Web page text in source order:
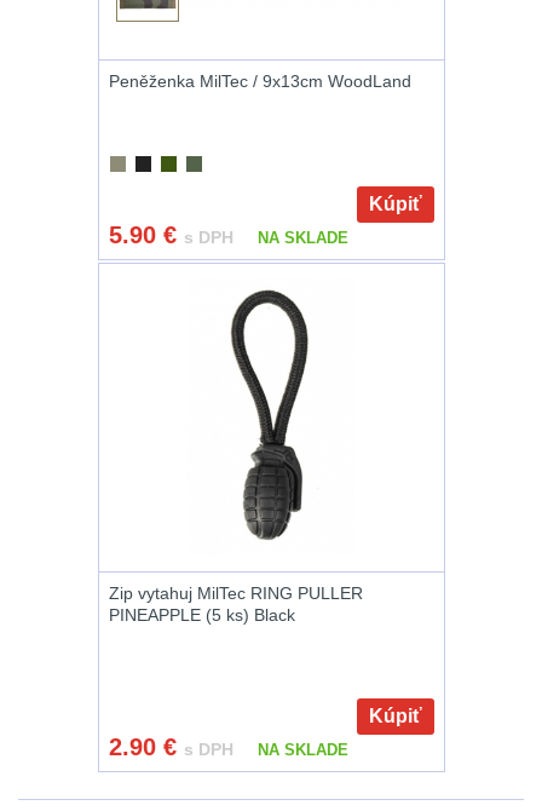
.270 .280 (7mm)
7
AR104
Peněženka MilTec / 9x13cm WoodLand
Kúpiť
5.90 € s DPH NA SKLADE
Zip vytahuj MilTec RING PULLER
PINEAPPLE (5 ks) Black
Kúpiť
2.90 € s DPH NA SKLADE